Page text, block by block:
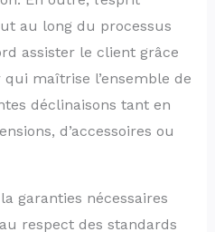
au long du processus
assister le client grâce
maîtrise l’ensemble de
déclinaisons tant en
d’accessoires ou
garanties nécessaires
respect des standards